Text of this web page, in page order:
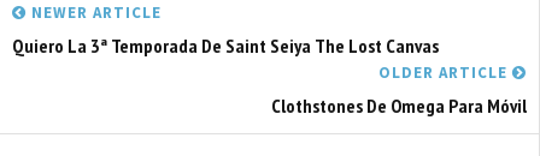
NEWER ARTICLE
Quiero La 3ª Temporada De Saint Seiya The Lost Canvas
OLDER ARTICLE
Clothstones De Omega Para Móvil